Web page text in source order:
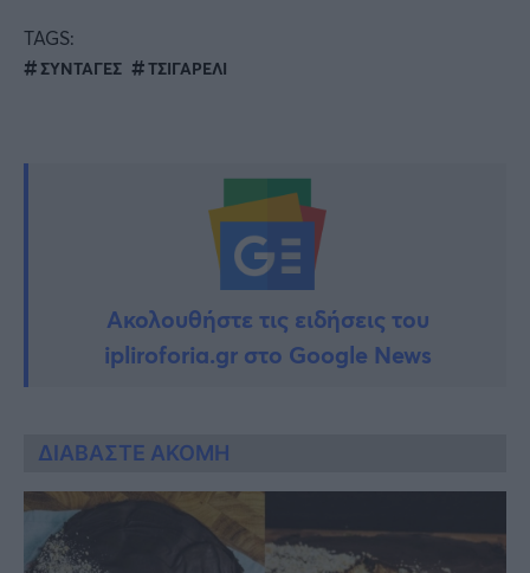
TAGS:
ΣΥΝΤΑΓΕΣ ΤΣΙΓΑΡΕΛΙ
Ακολουθήστε τις ειδήσεις του
ipliroforia.gr στο Google News
ΔΙΑΒΑΣΤΕ ΑΚΟΜΗ